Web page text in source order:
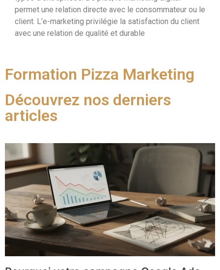
permet une relation directe avec le consommateur ou le
client. L’e-marketing privilégie la satisfaction du client
avec une relation de qualité et durable
Formation Pizza Marketing
Découvrez nos derniers
articles